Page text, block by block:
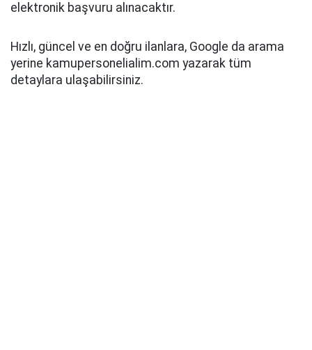
elektronik başvuru alınacaktır.
Hızlı, güncel ve en doğru ilanlara, Google da arama
yerine kamupersonelialim.com yazarak tüm
detaylara ulaşabilirsiniz.